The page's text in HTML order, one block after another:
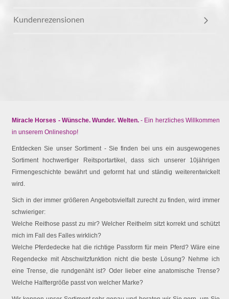
Kundenrezensionen
Miracle Horses - Wünsche. Wunder. Welten.- Ein herzliches Willkommen
in unserem Onlineshop!
Entdecken Sie unser Sortiment - Sie finden bei uns ein ausgewogenes
Sortiment hochwertiger Reitsportartikel, dass sich unserer 10jährigen
Firmengeschichte bewährt und geformt hat und ständig weiterentwickelt
wird.
Sich in der immer größeren Angebotsvielfalt zurecht zu finden, wird immer
schwieriger:
Welche Reithose passt zu mir? Welcher Reithelm sitzt korrekt und schützt
mich im Fall des Falles wirklich?
Welche Pferdedecke hat die richtige Passform für mein Pferd? Wäre eine
Regendecke mit Abschwitzfunktion nicht die beste Lösung? Nehme ich
eine Trense, die rundgenäht ist? Oder lieber eine anatomische Trense?
Welche Halftergröße passt von welcher Marke?